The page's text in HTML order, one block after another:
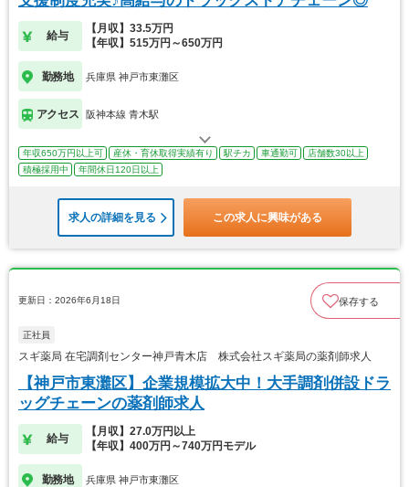
給与
【月収】33.5万円
【年収】515万円～650万円
勤務地 兵庫県 神戸市東灘区
アクセス 阪神本線 青木駅
年収650万円以上可 産休・育休取得実績有り 駅チカ 車通勤可
店舗数30以上
積極採用中
年間休日120日以上
求人の詳細を見る この求人に興味がある
更新日：2026年6月18日 保存する
正社員
スギ薬局 在宅調剤センター神戸青木店 株式会社スギ薬局の薬剤師求人
【神戸市東灘区】企業規模拡大中！大手調剤併設ドラ
ッグチェーンの薬剤師求人
給与
【月収】27.0万円以上
【年収】400万円～740万円モデル
勤務地 兵庫県 神戸市東灘区